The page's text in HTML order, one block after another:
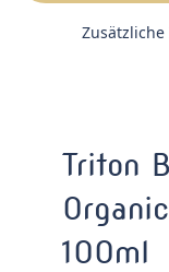
Triton
100ml